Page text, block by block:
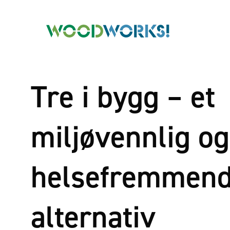
Tre i bygg – et
miljøvennlig og
alternativ